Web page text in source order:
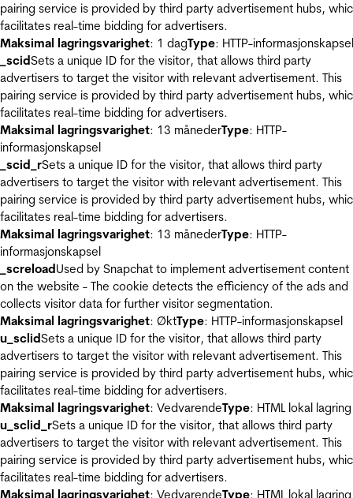
pairing service is provided by third party advertisement hubs,
facilitates real-time bidding for advertisers.
Maksimal lagringsvarighet: 1 dagType: HTTP-informasjonskapsel
_scidSets a unique ID for the visitor, that allows third party
advertisers to target the visitor with relevant advertisement. This
pairing service is provided by third party advertisement hubs,
facilitates real-time bidding for advertisers.
Maksimal lagringsvarighet: 13 månederType: HTTP-
informasjonskapsel
_scid_rSets a unique ID for the visitor, that allows third party
advertisers to target the visitor with relevant advertisement. This
pairing service is provided by third party advertisement hubs,
facilitates real-time bidding for advertisers.
Maksimal lagringsvarighet: 13 månederType: HTTP-
informasjonskapsel
_screloadUsed by Snapchat to implement advertisement content
on the website - The cookie detects the efficiency of the ads and
collects visitor data for further visitor segmentation.
Maksimal lagringsvarighet: ØktType: HTTP-informasjonskapsel
u_sclidSets a unique ID for the visitor, that allows third party
advertisers to target the visitor with relevant advertisement. This
pairing service is provided by third party advertisement hubs,
facilitates real-time bidding for advertisers.
Maksimal lagringsvarighet: VedvarendeType: HTML lokal lagring
u_sclid_rSets a unique ID for the visitor, that allows third party
advertisers to target the visitor with relevant advertisement. This
pairing service is provided by third party advertisement hubs,
facilitates real-time bidding for advertisers.
Maksimal lagringsvarighet: VedvarendeType: HTML lokal lagring